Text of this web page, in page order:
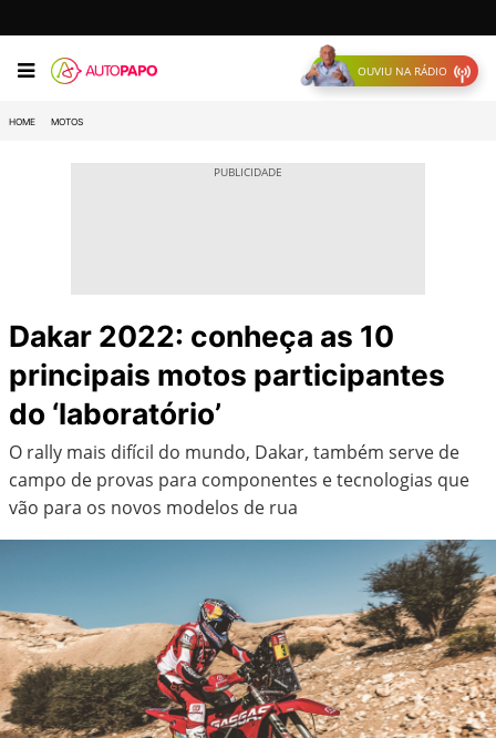
OUVIU NA RÁDIO
HOME MOTOS
Dakar 2022: conheça as 10
principais motos participantes
do ‘laboratório’
O rally mais difícil do mundo, Dakar, também serve de
campo de provas para componentes e tecnologias que
vão para os novos modelos de rua